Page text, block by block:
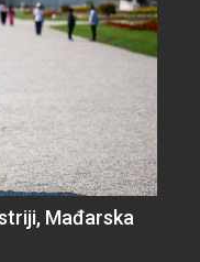
Mađarska